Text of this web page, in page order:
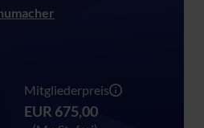
Mitgliederpreis
EUR 675,00